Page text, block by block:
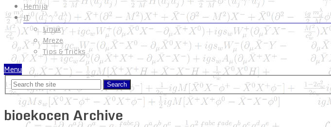
Hemija
IT
Linux
Mreze
Tips & Tricks
Menu
bioekocen Archive